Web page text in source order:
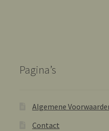
Pagina’s
Algemene
Contact